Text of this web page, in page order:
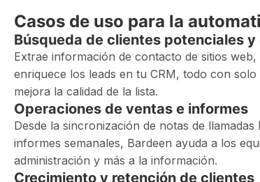
Casos de uso para la
Búsqueda de clientes potenciales
Extrae información de contacto de sitios
enriquece los leads en tu CRM, todo con
mejora la calidad de la lista.
Operaciones de ventas e informes
Desde la sincronización de notas de
informes semanales, Bardeen ayuda a los
administración y más a la información.
Crecimiento y retención de clientes